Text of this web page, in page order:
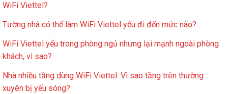
WiFi Viettel?
Tường nhà có thể làm WiFi Viettel yếu đi đến mức nào?
WiFi Viettel yếu trong phòng ngủ nhưng lại mạnh ngoài phòng
khách, vì sao?
Nhà nhiều tầng dùng WiFi Viettel: Vì sao tầng trên thường
xuyên bị yếu sóng?